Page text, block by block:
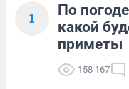
1
По
какой
приметы
158 167